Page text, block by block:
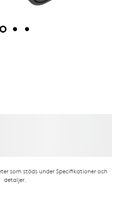
som stöds under Specifikationer och
detaljer.